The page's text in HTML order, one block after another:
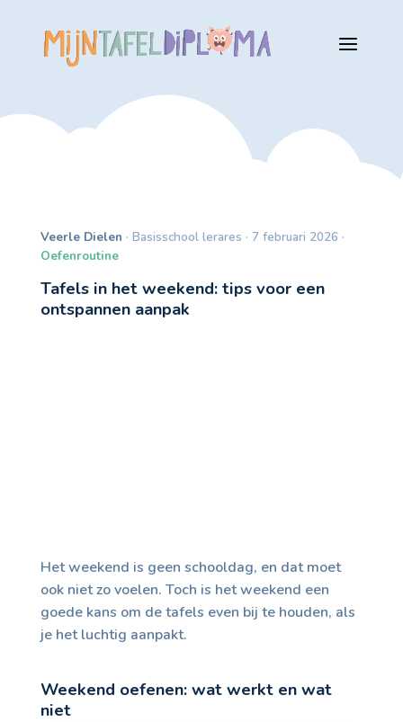
Veerle Dielen · Basisschool lerares · 7 februari 2026 ·
Oefenroutine
Tafels in het weekend: tips voor een
ontspannen aanpak
Het weekend is geen schooldag, en dat moet
ook niet zo voelen. Toch is het weekend een
goede kans om de tafels even bij te houden, als
je het luchtig aanpakt.
Weekend oefenen: wat werkt en wat
niet